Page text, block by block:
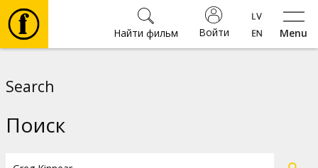
Menu
Войти
Найти фильм
Search
Поиск